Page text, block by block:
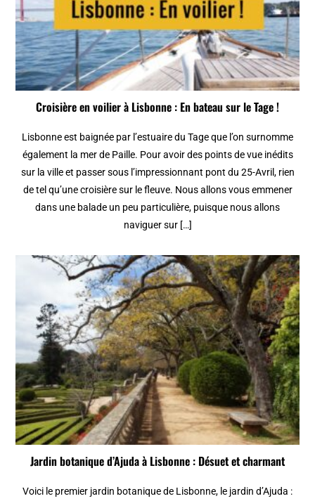
Croisière en voilier à Lisbonne : En bateau sur le Tage !
Lisbonne est baignée par l’estuaire du Tage que l’on surnomme
également la mer de Paille. Pour avoir des points de vue inédits
sur la ville et passer sous l’impressionnant pont du 25-Avril, rien
de tel qu’une croisière sur le fleuve. Nous allons vous emmener
dans une balade un peu particulière, puisque nous allons
naviguer sur […]
Jardin botanique d’Ajuda à Lisbonne : Désuet et charmant
Voici le premier jardin botanique de Lisbonne, le jardin d’Ajuda :